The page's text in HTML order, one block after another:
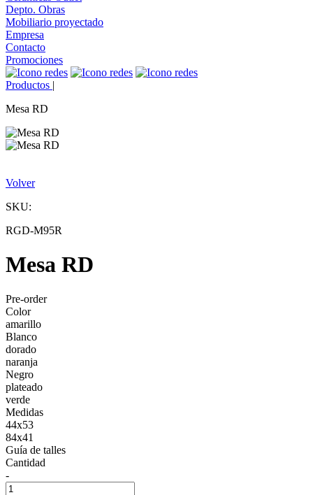
Depto. Obras
Mobiliario proyectado
Empresa
Contacto
Promociones
Productos |
Mesa RD
Volver
SKU:
RGD-M95R
Mesa RD
Pre-order
Color
amarillo
Blanco
dorado
naranja
Negro
plateado
verde
Medidas
44x53
84x41
Guía de talles
Cantidad
-